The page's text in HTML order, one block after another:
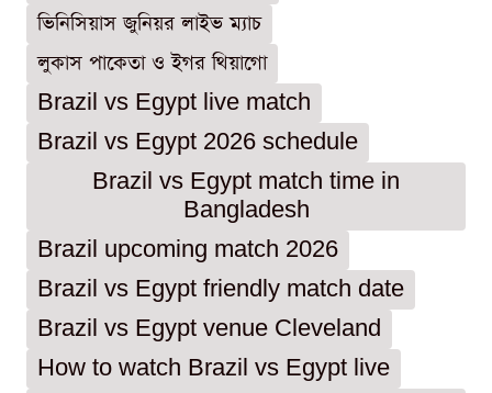
ভিনিসিয়াস জুনিয়র লাইভ ম্যাচ
লুকাস পাকেতা ও ইগর থিয়াগো
Brazil vs Egypt live match
Brazil vs Egypt 2026 schedule
Brazil vs Egypt match time in
Bangladesh
Brazil upcoming match 2026
Brazil vs Egypt friendly match date
Brazil vs Egypt venue Cleveland
How to watch Brazil vs Egypt live